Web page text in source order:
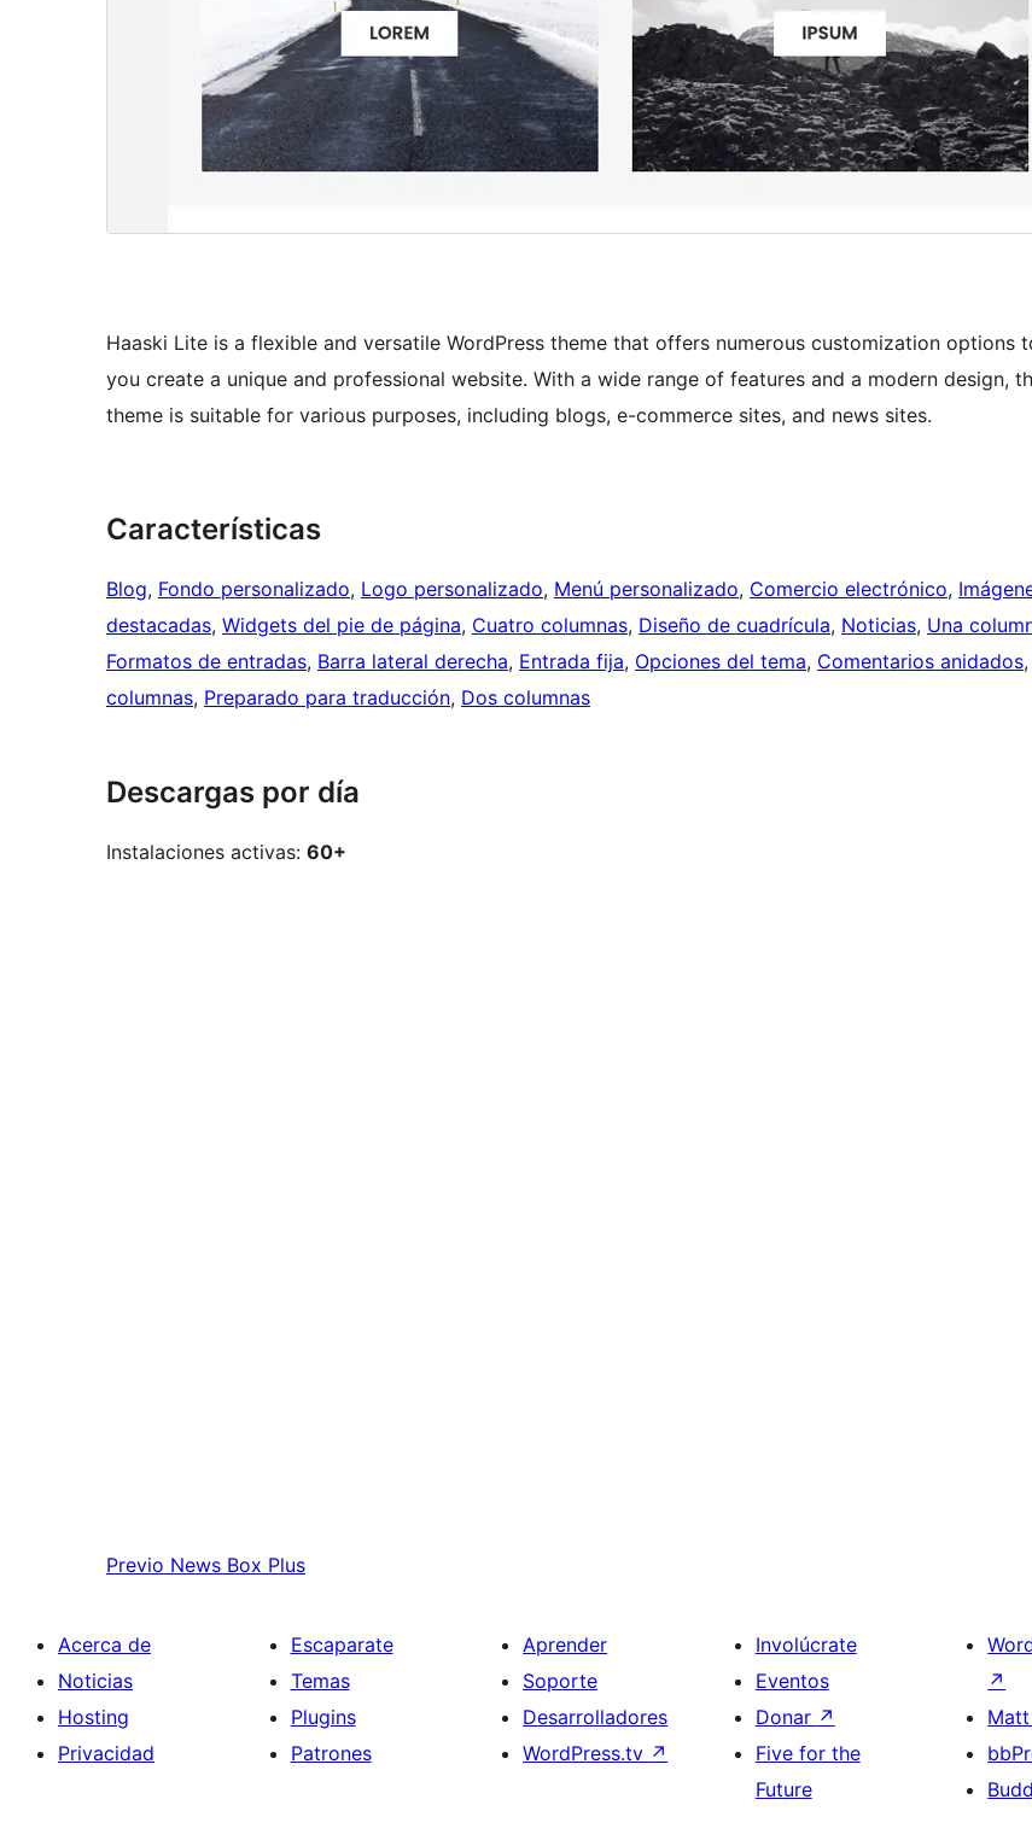
Haaski Lite is a flexible and versatile WordPress theme that offers numerous customization options
you create a unique and professional website. With a wide range of features and a modern design,
theme is suitable for various purposes, including blogs, e-commerce sites, and news sites.
Características
Blog, Fondo personalizado, Logo personalizado, Menú personalizado, Comercio electrónico,
destacadas, Widgets del pie de página, Cuatro columnas, Diseño de cuadrícula, Noticias, Una
Formatos de entradas, Barra lateral derecha, Entrada fija, Opciones del tema, Comentarios anidados,
columnas, Preparado para traducción, Dos columnas
Descargas por día
Instalaciones activas: 60+
Previo News Box Plus
Acerca de
Noticias
Hosting
Privacidad
Escaparate
Temas
Plugins
Patrones
Aprender
Soporte
Desarrolladores
WordPress.tv ↗
Involúcrate
Eventos
Donar ↗
Five for the
Future
↗
Matt